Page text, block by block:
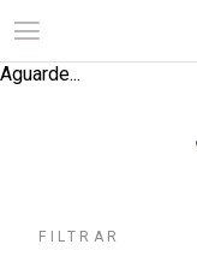
Aguarde...
FILTRAR